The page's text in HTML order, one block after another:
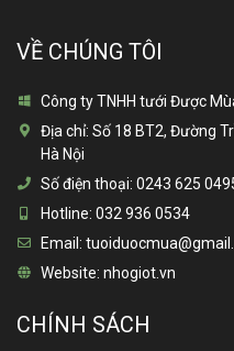
VỀ CHÚNG TÔI
Công ty TNHH tưới Được
Địa chỉ: Số 18 BT2, Đường
Hà Nội
Số điện thoại: 0243 625
Hotline: 032 936 0534
Email:
Website: nhogiot.vn
CHÍNH SÁCH